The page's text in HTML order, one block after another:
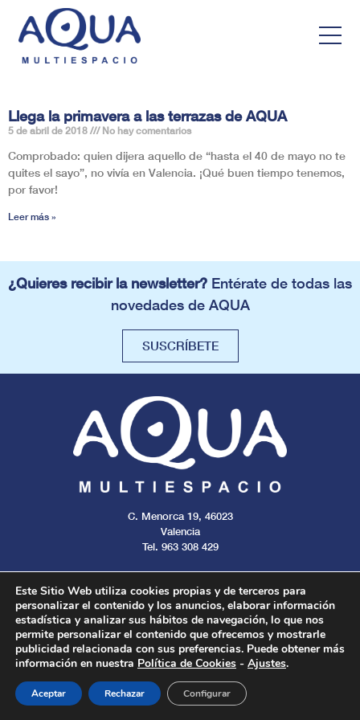
Llega la primavera a las terrazas de AQUA
5 de abril de 2018 No hay comentarios
Comprobado: quien dijera aquello de “hasta el 40 de mayo no te
quites el sayo”, no vivía en Valencia. ¡Qué buen tiempo tenemos,
por favor!
Leer más »
¿Quieres recibir la newsletter? Entérate de todas las
novedades de AQUA
SUSCRÍBETE
C. Menorca 19, 46023
Valencia
Tel. 963 308 429
Todos los derechos reservados. 2024.
Aviso legal Cookies Privacidad
Este Sitio Web utiliza cookies propias y de terceros para
personalizar el contenido y los anuncios, elaborar información
estadística y analizar sus hábitos de navegación, lo que nos
permite personalizar el contenido que ofrecemos y mostrarle
publicidad relacionada con sus preferencias. Puede obtener más
información en nuestra Política de Cookies - Ajustes.
Aceptar Rechazar Configurar